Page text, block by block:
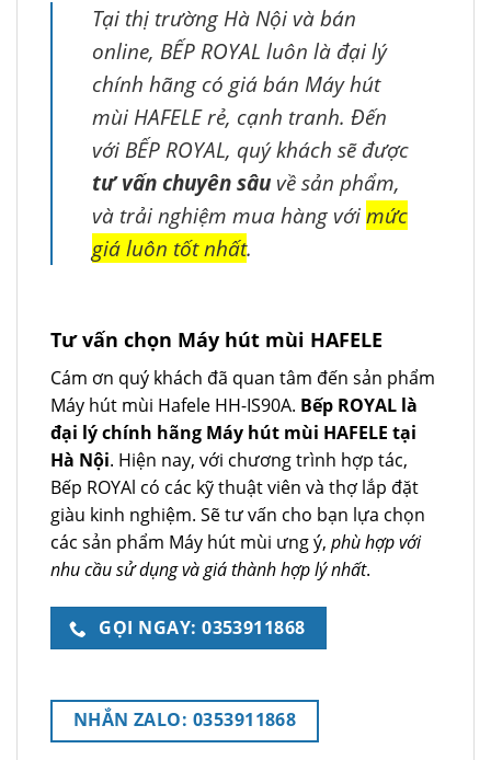
Tại thị trường Hà Nội và bán
online, BẾP ROYAL luôn là đại lý
chính hãng có giá bán Máy hút
mùi HAFELE rẻ, cạnh tranh. Đến
với BẾP ROYAL, quý khách sẽ được
tư vấn chuyên sâu về sản phẩm,
và trải nghiệm mua hàng vớimức
giá luôn tốt nhất.
Tư vấn chọn Máy hút mùi HAFELE
Cám ơn quý khách đã quan tâm đến sản phẩm
Máy hút mùi Hafele HH-IS90A. Bếp ROYAL là
đại lý chính hãng Máy hút mùi HAFELE tại
Hà Nội. Hiện nay, với chương trình hợp tác,
Bếp ROYAl có các kỹ thuật viên và thợ lắp đặt
giàu kinh nghiệm. Sẽ tư vấn cho bạn lựa chọn
các sản phẩm Máy hút mùi ưng ý, phù hợp với
nhu cầu sử dụng và giá thành hợp lý nhất.
GỌI NGAY: 0353911868
NHẮN ZALO: 0353911868